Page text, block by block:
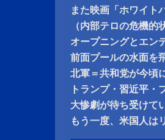
また映画「ホワイト
（内部テロの危機
オープニングとエン
前面プールの水面を
北軍＝共和党が今頃
トランプ・習近平・
大惨劇が待ち受けて
もう一度、米国人は